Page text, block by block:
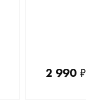
2 990 ₽